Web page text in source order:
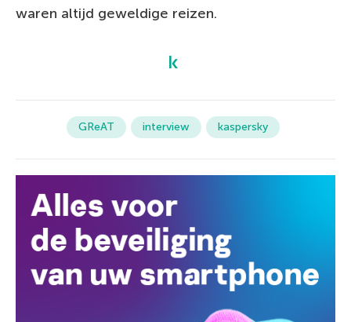
waren altijd geweldige reizen.
GReAT interview kaspersky